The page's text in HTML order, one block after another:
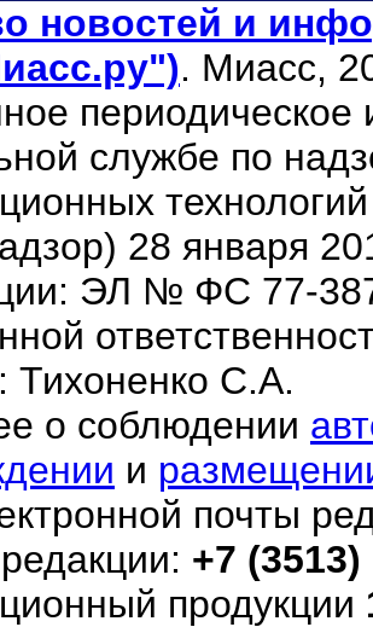
новостей и
. Миасс,
периодическое
службе по
28 января
ЭЛ № ФС 77-
Тихоненко С.А.
о соблюдении
и
почты
+7
продукции